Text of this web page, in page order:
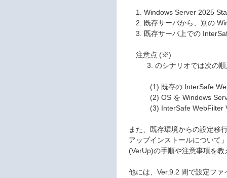
1. Windows Server 2025
2. 既存サーバから、別の
3. 既存サーバ上での
注意点 (※)
3. のシナリオでは次の順序
(1) 既存の InterSafe
(2) OS を Windows Server
(3) InterSafe WebFilter
また、既存環境からの設定移
アップインストールについて
(VerUp)の手順や注意事項を教
他には、Ver.9.2 間で設定ファ